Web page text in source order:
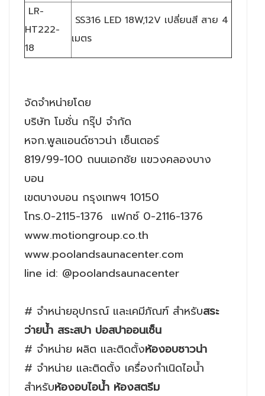
LR-
HT222-
18
SS316 LED 18W,12V เปลี่ยนสี สาย 4
เมตร
จัดจำหน่ายโดย
บริษัท โมชั่น กรุ๊ป จำกัด
หจก.พูลแอนด์ซาวน่า เซ็นเตอร์
819/99-100 ถนนเอกชัย แขวงคลองบาง
บอน
เขตบางบอน กรุงเทพฯ 10150
โทร.0-2115-1376 แฟกซ์ 0-2116-1376
www.motiongroup.co.th
www.poolandsaunacenter.com
line id: @poolandsaunacenter
# จำหน่ายอุปกรณ์ และเคมีภัณฑ์ สำหรับสระ
ว่ายน้ำ สระสปา บ่อสปาออนเซ็น
# จำหน่าย ผลิต และติดตั้งห้องอบซาวน่า
# จำหน่าย และติดตั้ง เครื่องกำเนิดไอน้ำ
สำหรับห้องอบไอน้ำ ห้องสตรีม